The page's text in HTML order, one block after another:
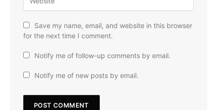
Save my name, email, and website in this browser
for the next time I comment.
Notify me of follow-up comments by email.
Notify me of new posts by email.